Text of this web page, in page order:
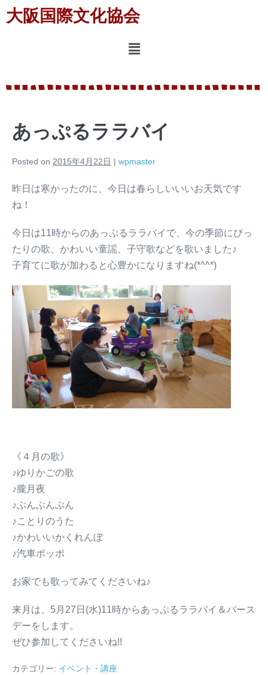
大阪国際文化協会
あっぷるララバイ
Posted on 2015年4月22日 | wpmaster
昨日は寒かったのに、今日は春らしいいいお天気です
ね！
今日は11時からのあっぷるララバイで、今の季節にぴっ
たりの歌、かわいい童謡、子守歌などを歌いました♪
子育てに歌が加わると心豊かになりますね(*^^*)
《４月の歌》
♪ゆりかごの歌
♪朧月夜
♪ぶんぶんぶん
♪ことりのうた
♪かわいいかくれんぼ
♪汽車ポッポ
お家でも歌ってみてくださいね♪
来月は、5月27日(水)11時からあっぷるララバイ＆バース
デーをします。
ぜひ参加してくださいね!!
カテゴリー: イベント・講座